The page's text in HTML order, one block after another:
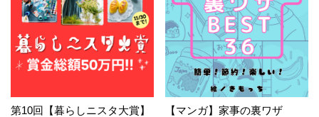
第10回【暮らしニスタ大賞】
【マンガ】家事の裏ワザ